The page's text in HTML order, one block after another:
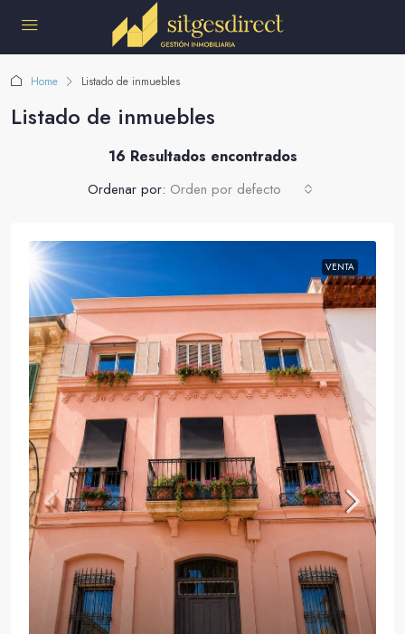
Home Listado de inmuebles
Listado de inmuebles
16 Resultados encontrados
Ordenar por: Orden por defecto
VENTA